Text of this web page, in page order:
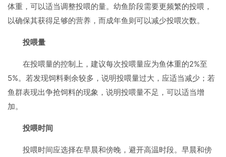
体重，可以适当调整投喂的量。幼鱼阶段需要更频繁的投喂，
以确保其获得足够的营养，而成年鱼则可以减少投喂次数。
投喂量
在投喂量的控制上，建议每次投喂量应为鱼体重的2%至
5%。若发现饲料剩余较多，说明投喂量过大，应适当减少；若
鱼群表现出争抢饲料的现象，说明投喂量不足，可以适当增
加。
投喂时间
投喂时间应选择在早晨和傍晚，避开高温时段。早晨和傍